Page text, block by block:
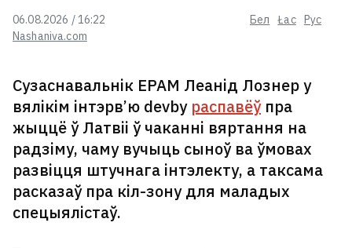
Nashaniva.com
06.08.2026 / 16:22 Бел Łac Рус
Сузаснавальнік EPAM Леанід Лознер у
вялікім інтэрв’ю devby распавёўпра
жыццё ў Латвіі ў чаканні вяртання на
радзіму, чаму вучыць сыноў ва ўмовах
развіцця штучнага інтэлекту, а таксама
расказаў пра кіл-зону для маладых
спецыялістаў.